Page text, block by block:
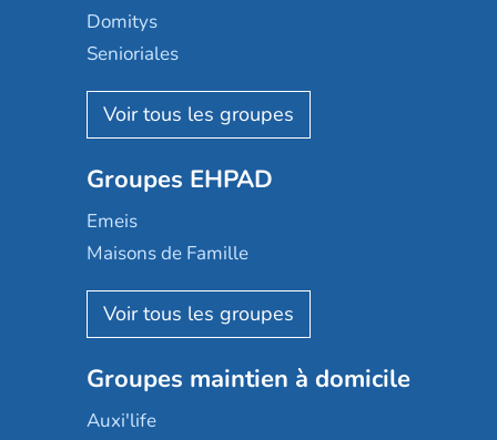
Domitys
Senioriales
Nohée
Les Résidentiels
Mobicap
Domusvi
Happy Senior
Aquarelia
Nexity edenea
Les jardins d'Arcadie
Occitalia
Groupes EHPAD
Emeis
Maisons de Famille
Korian
Emera
Groupe SOS
Le Noble Âge
Groupes maintien à domicile
Auxi'life